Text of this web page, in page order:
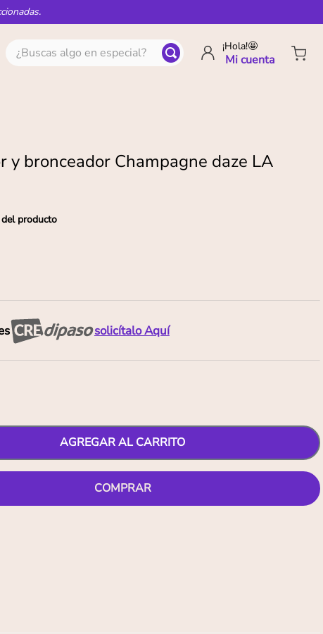
¿Buscas algo en especial? ¡Hola!🤩
y bronceador Champagne daze LA
producto
solicítalo Aquí
AGREGAR AL CARRITO
COMPRAR